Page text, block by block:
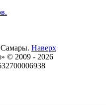
. Наверх
© 2009 - 2026